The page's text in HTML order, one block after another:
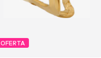
OFERTA